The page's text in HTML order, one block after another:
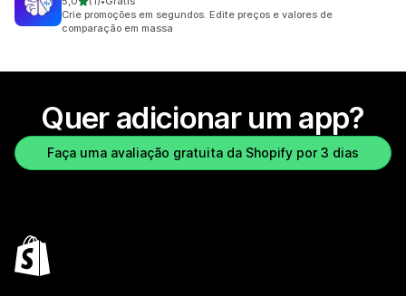
1 avaliações ao todo
Crie promoções em segundos. Edite preços e valores de
comparação em massa
Quer adicionar um app?
Faça uma avaliação gratuita da Shopify por 3 dias